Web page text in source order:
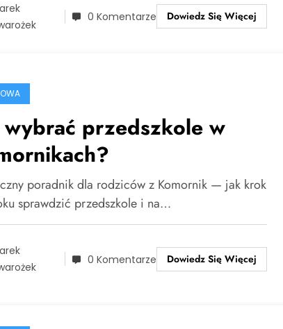
0 Komentarze Dowiedz Się Więcej
wybrać przedszkole w
poradnik dla rodziców z Komornik — jak krok
sprawdzić przedszkole i na…
0 Komentarze Dowiedz Się Więcej